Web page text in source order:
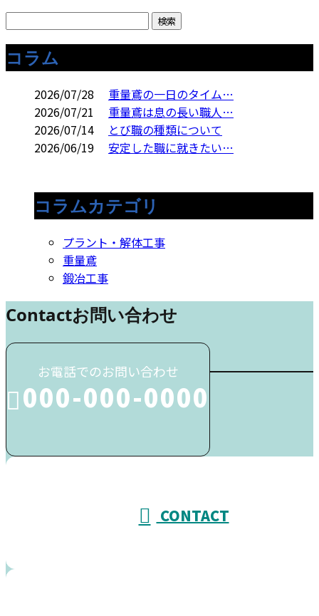
コラム
2026/07/28
重量鳶の一日のタイム…
2026/07/21
重量鳶は息の長い職人…
2026/07/14
とび職の種類について
2026/06/19
安定した職に就きたい…
コラムカテゴリ
プラント・解体工事
重量鳶
鍛冶工事
Contactお問い合わせ
お電話でのお問い合わせ
000-000-0000
CONTACT